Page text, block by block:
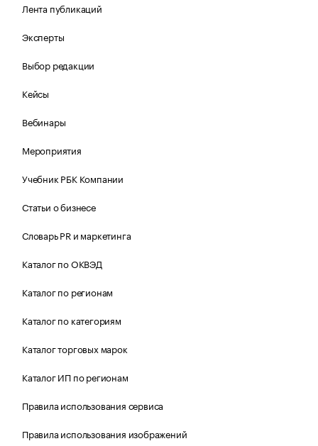
Лента публикаций
Эксперты
Выбор редакции
Кейсы
Вебинары
Мероприятия
Учебник РБК Компании
Статьи о бизнесе
Словарь PR и маркетинга
Каталог по ОКВЭД
Каталог по регионам
Каталог по категориям
Каталог торговых марок
Каталог ИП по регионам
Правила использования сервиса
Правила использования изображений